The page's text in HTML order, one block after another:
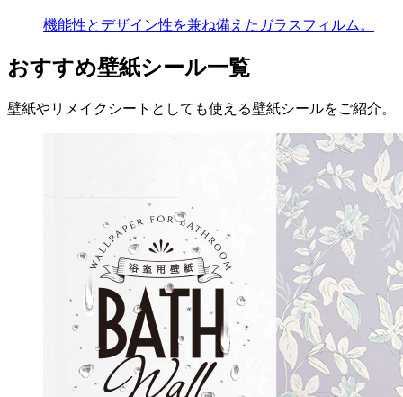
機能性とデザイン性を兼ね備えたガラスフィルム。
おすすめ壁紙シール一覧
壁紙やリメイクシートとしても使える壁紙シールをご紹介。